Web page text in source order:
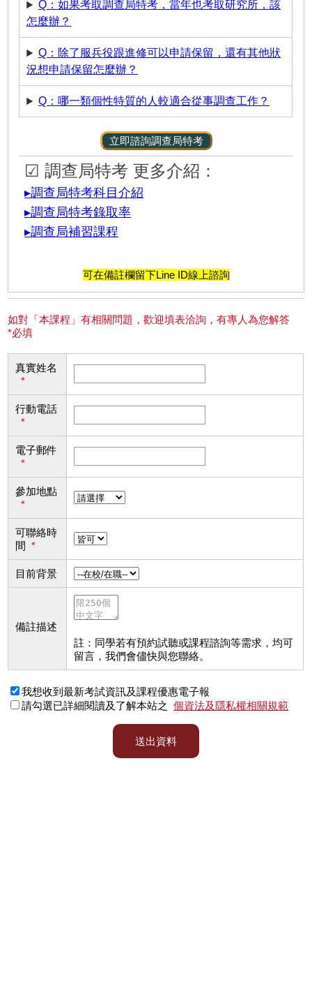
Q：如果考取調查局特考，當年也考取研究所，該
怎麼辦？
Q：除了服兵役跟進修可以申請保留，還有其他狀
況想申請保留怎麼辦？
Q：哪一類個性特質的人較適合從事調查工作？
立即諮詢調查局特考
☑ 調查局特考 更多介紹：
▸調查局特考科目介紹
▸調查局特考錄取率
▸調查局補習課程
可在備註欄留下Line ID線上諮詢
如對「本課程」有相關問題，歡迎填表洽詢，有專人為您解答
*必填
真實姓名
*
行動電話
*
電子郵件
*
參加地點
*
可聯絡時
間 *
目前背景
備註描述
註：同學若有預約試聽或課程諮詢等需求，均可
留言，我們會儘快與您聯絡。
我想收到最新考試資訊及課程優惠電子報
請勾選已詳細閱讀及了解本站之
個資法及隱私權相關規範
送出資料